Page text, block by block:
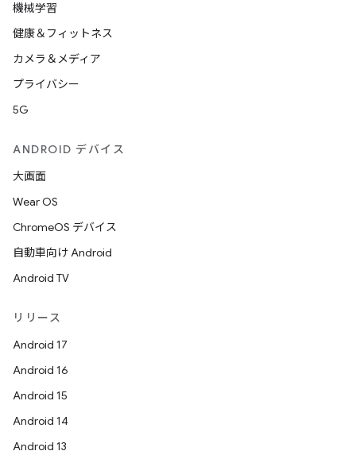
機械学習
健康＆フィットネス
カメラ＆メディア
プライバシー
5G
ANDROID デバイス
大画面
Wear OS
ChromeOS デバイス
自動車向け Android
Android TV
リリース
Android 17
Android 16
Android 15
Android 14
Android 13